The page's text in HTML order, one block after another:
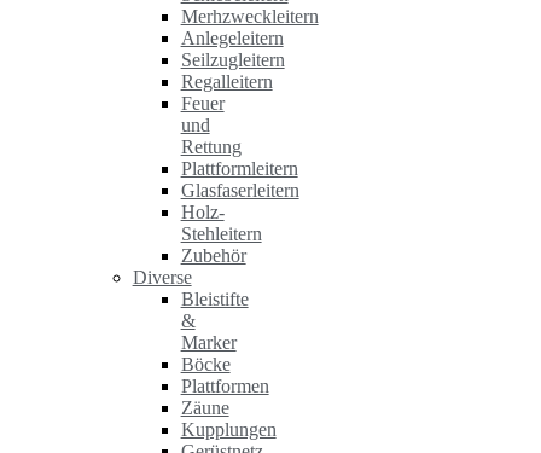
Merhzweckleitern
Anlegeleitern
Seilzugleitern
Regalleitern
Feuer
und
Rettung
Plattformleitern
Glasfaserleitern
Holz-
Stehleitern
Zubehör
Diverse
Bleistifte
&
Marker
Böcke
Plattformen
Zäune
Kupplungen